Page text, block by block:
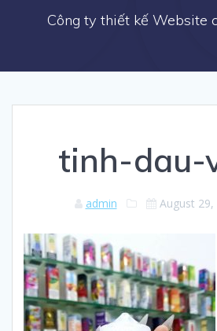
Công ty thiết kế Website
tinh-dau-
admin August 29,